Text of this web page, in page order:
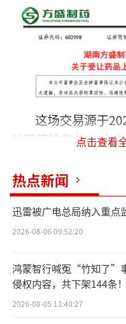
这场交易源于
溢医药持有的20个
咳露(黄盒)、喉咽清
药监局发布的相关
依托港澳中成
限、资质要求的港
豁免内地重复临床
快速申报，审评部
评。
点击查看
热点新闻
迅雷被广电总局纳入重点
2026-08-06 09:52:20
鸿蒙智行喊冤“竹知了”
侵权内容，共下架144条！
2026-08-05 13:40:27